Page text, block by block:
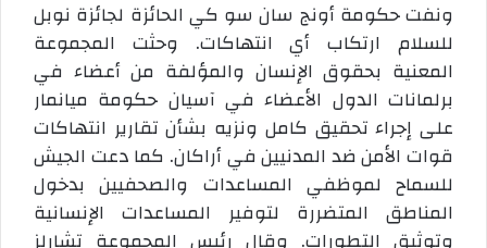
ونفت حكومة أونج سان سو كي الحائزة لجائزة نوبل
للسلام ارتكاب أي انتهاكات. وحثت المجموعة
المعنية بحقوق الإنسان والمؤلفة من أعضاء في
برلمانات الدول الأعضاء في آسيان حكومة ميانمار
على إجراء تحقيق كامل ونزيه بشأن تقارير انتهاكات
قوات الأمن ضد المدنيين في أراكان. كما دعت الجيش
للسماح لموظفي المساعدات والصحفيين بدخول
المناطق المتضررة لتوفير المساعدات الإنسانية
وتوثيق التطورات. وقال رئيس المجموعة تشارلز